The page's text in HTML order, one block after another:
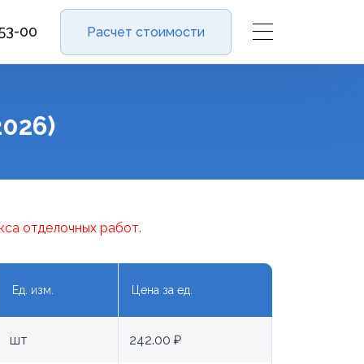
00 Расчет стоимости
отделочных работ.
Ед. изм. Цена за ед.
шт 242.00 ₽